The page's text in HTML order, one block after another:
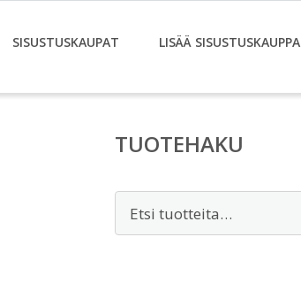
SISUSTUSKAUPAT LISÄÄ SISUSTUSKAUPPA
TUOTEHAKU